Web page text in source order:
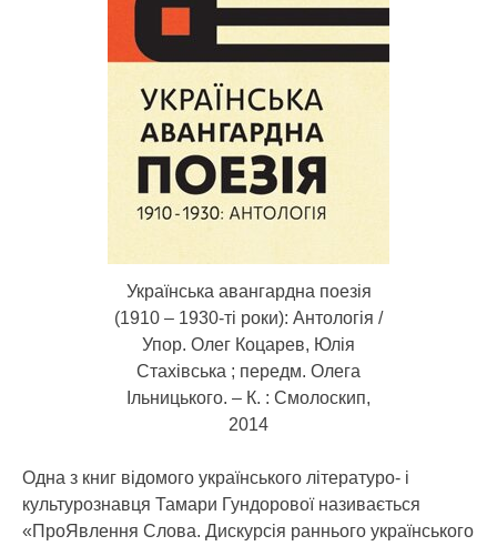
Українська авангардна поезія
(1910 – 1930-ті роки): Антологія /
Упор. Олег Коцарев, Юлія
Стахівська ; передм. Олега
Ільницького. – К. : Смолоскип,
2014
Одна з книг відомого українського літературо- і
культурознавця Тамари Гундорової називається
«ПроЯвлення Слова. Дискурсія раннього українського